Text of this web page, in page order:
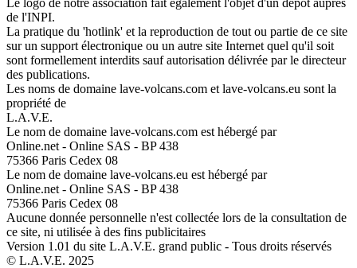
Le logo de notre association fait également l'objet d'un dépôt auprès
de l'INPI.
La pratique du 'hotlink' et la reproduction de tout ou partie de ce site
sur un support électronique ou un autre site Internet quel qu'il soit
sont formellement interdits sauf autorisation délivrée par le directeur
des publications.
Les noms de domaine lave-volcans.com et lave-volcans.eu sont la
propriété de
L.A.V.E.
Le nom de domaine lave-volcans.com est hébergé par
Online.net - Online SAS - BP 438
75366 Paris Cedex 08
Le nom de domaine lave-volcans.eu est hébergé par
Online.net - Online SAS - BP 438
75366 Paris Cedex 08
Aucune donnée personnelle n'est collectée lors de la consultation de
ce site, ni utilisée à des fins publicitaires
Version 1.01 du site L.A.V.E. grand public - Tous droits réservés
© L.A.V.E. 2025